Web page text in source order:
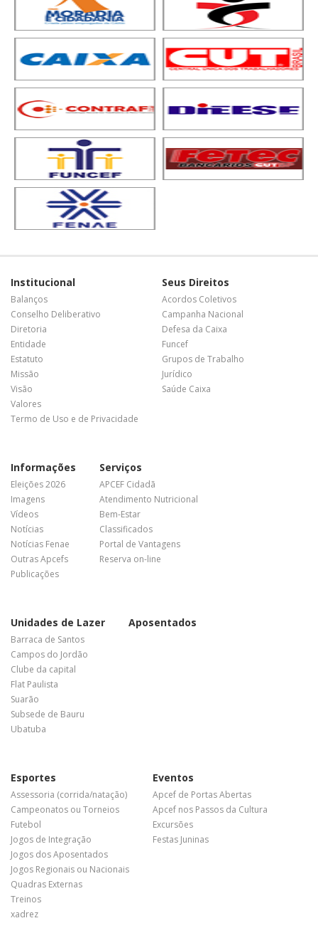
Institucional
Balanços
Conselho Deliberativo
Diretoria
Entidade
Estatuto
Missão
Visão
Valores
Termo de Uso e de Privacidade
Seus Direitos
Acordos Coletivos
Campanha Nacional
Defesa da Caixa
Funcef
Grupos de Trabalho
Jurídico
Saúde Caixa
Informações
Eleições 2026
Imagens
Vídeos
Notícias
Notícias Fenae
Outras Apcefs
Publicações
Serviços
APCEF Cidadã
Atendimento Nutricional
Bem-Estar
Classificados
Portal de Vantagens
Reserva on-line
Unidades de Lazer
Barraca de Santos
Campos do Jordão
Clube da capital
Flat Paulista
Suarão
Subsede de Bauru
Ubatuba
Aposentados
Esportes
Assessoria (corrida/natação)
Campeonatos ou Torneios
Futebol
Jogos de Integração
Jogos dos Aposentados
Jogos Regionais ou Nacionais
Quadras Externas
Treinos
xadrez
Eventos
Apcef de Portas Abertas
Apcef nos Passos da Cultura
Excursões
Festas Juninas